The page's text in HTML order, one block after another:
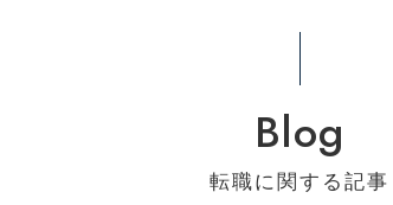
転職に関する記事
Blog